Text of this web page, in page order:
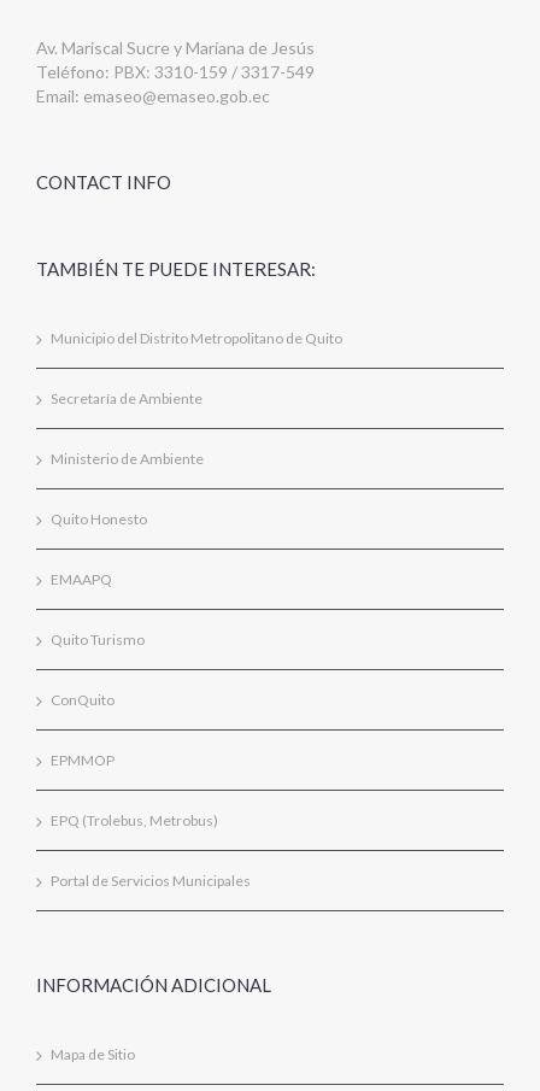
Av. Mariscal Sucre y Mariana de Jesús
Teléfono: PBX: 3310-159 / 3317-549
Email: emaseo@emaseo.gob.ec
CONTACT INFO
TAMBIÉN TE PUEDE INTERESAR:
Municipio del Distrito Metropolitano de Quito
Secretaría de Ambiente
Ministerio de Ambiente
Quito Honesto
EMAAPQ
Quito Turismo
ConQuito
EPMMOP
EPQ (Trolebus, Metrobus)
Portal de Servicios Municipales
INFORMACIÓN ADICIONAL
Mapa de Sitio